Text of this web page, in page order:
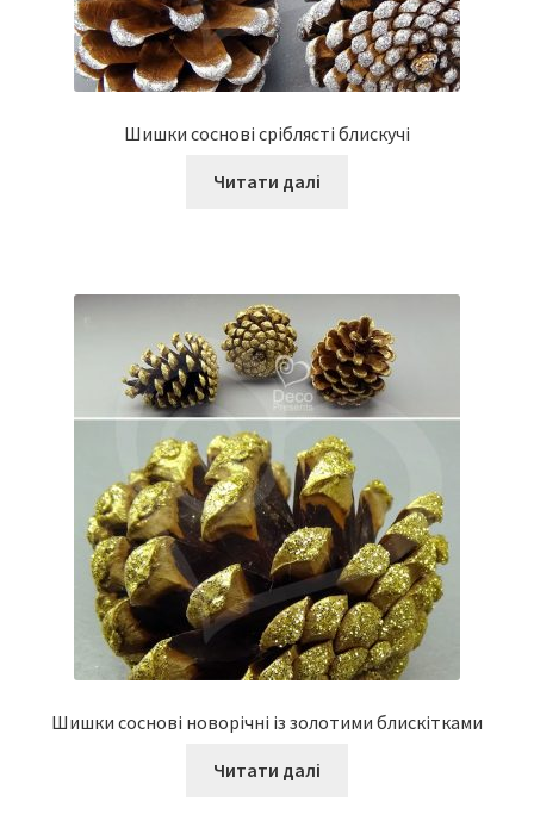
Шишки соснові сріблясті блискучі
Читати далі
Шишки соснові новорічні із золотими блискітками
Читати далі